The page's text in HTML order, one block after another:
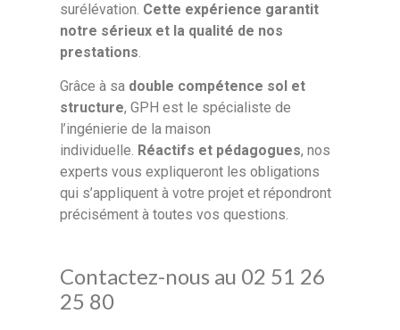
surélévation. Cette expérience garantit
notre sérieux et la qualité de nos
prestations.
Grâce à sa double compétence sol et
structure, GPH est le spécialiste de
l’ingénierie de la maison
individuelle. Réactifs et pédagogues, nos
experts vous expliqueront les obligations
qui s’appliquent à votre projet et répondront
précisément à toutes vos questions.
Contactez-nous au 02 51 26
25 80